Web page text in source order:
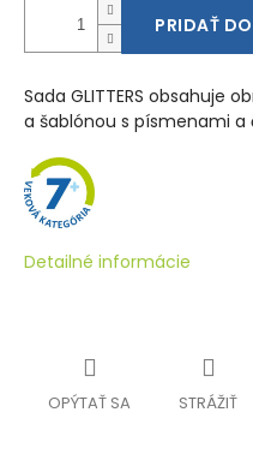
PRIDAŤ
Sada GLITTERS obsahuje
a šablónou s písmenami a
Detailné informácie
OPÝTAŤ SA STRÁŽIŤ